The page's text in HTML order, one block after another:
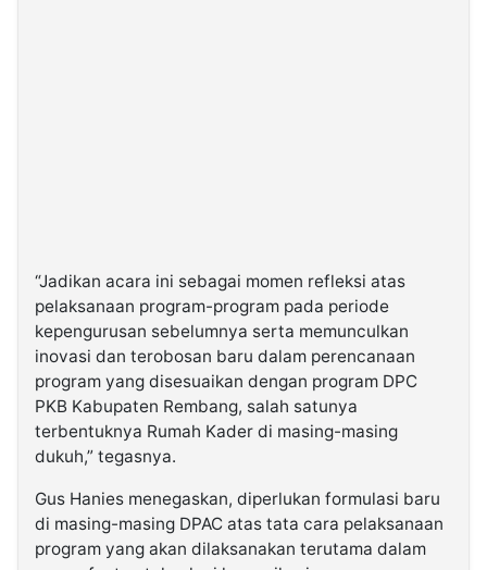
“Jadikan acara ini sebagai momen refleksi atas
pelaksanaan program-program pada periode
kepengurusan sebelumnya serta memunculkan
inovasi dan terobosan baru dalam perencanaan
program yang disesuaikan dengan program DPC
PKB Kabupaten Rembang, salah satunya
terbentuknya Rumah Kader di masing-masing
dukuh,” tegasnya.
Gus Hanies menegaskan, diperlukan formulasi baru
di masing-masing DPAC atas tata cara pelaksanaan
program yang akan dilaksanakan terutama dalam